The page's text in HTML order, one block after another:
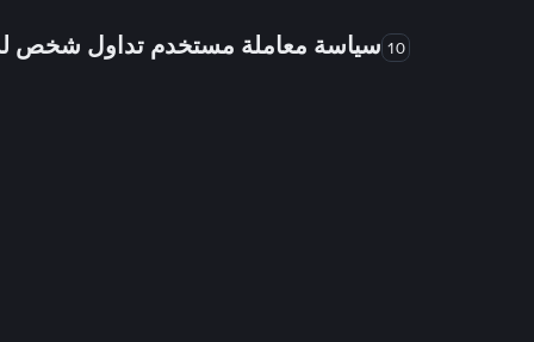
10 سياسة معاملة مستخدم تداول